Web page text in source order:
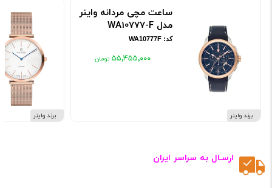
برند واینر
ساعت مچی مردانه واینر
مدل WA10777-F
کد: WA10777F
۵۵٬۴۵۵٬۰۰۰
برند واینر
ارسـال به سراسر ایران